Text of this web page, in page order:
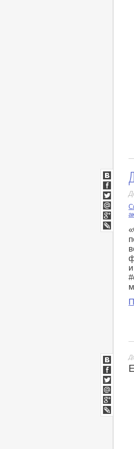
Facebook
Twitter
Мой
Мир
Google+
Facebook
Twitter
Мой
Мир
Google+
lj